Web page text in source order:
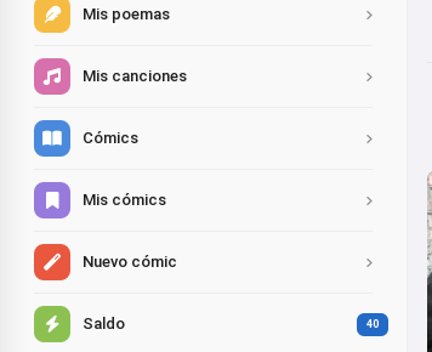
Mis poemas
Mis canciones
Cómics
Mis cómics
Nuevo cómic
Saldo 40